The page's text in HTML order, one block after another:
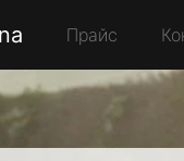
Прайс